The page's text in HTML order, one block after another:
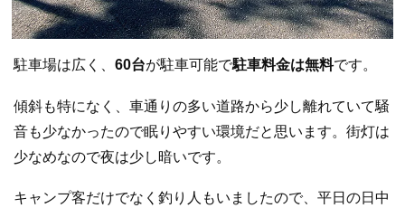
駐車場は広く、 60台が駐車可能で駐車料金は無料です。
傾斜も特になく、車通りの多い道路から少し離れていて騒
音も少なかったので眠りやすい環境だと思います。街灯は
少なめなので夜は少し暗いです。
キャンプ客だけでなく釣り人もいましたので、平日の日中